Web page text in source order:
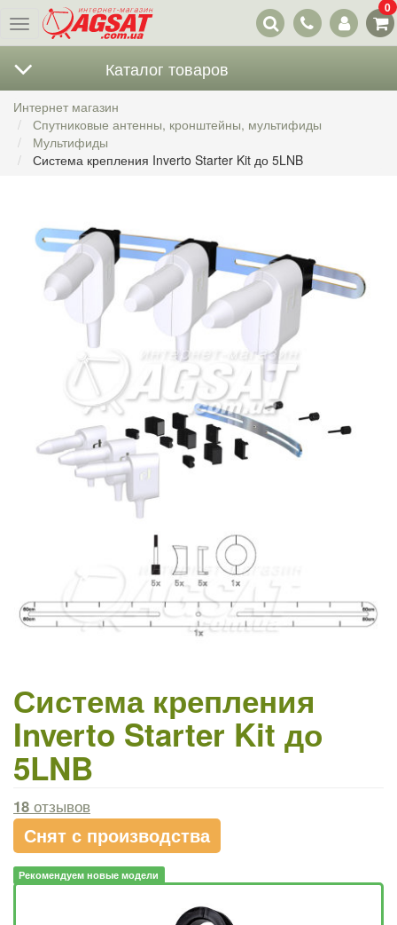
Меню
Наши
контакты
0
Каталог товаров
Интернет магазин
Спутниковые антенны, кронштейны, мультифиды
Мультифиды
Система крепления Inverto Starter Kit до 5LNB
Система крепления
Inverto Starter Kit до
5LNB
18 отзывов
Снят с производства
Рекомендуем новые модели